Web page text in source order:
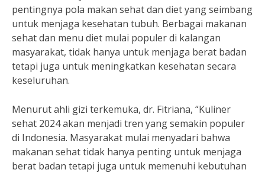
pentingnya pola makan sehat dan diet yang seimbang
untuk menjaga kesehatan tubuh. Berbagai makanan
sehat dan menu diet mulai populer di kalangan
masyarakat, tidak hanya untuk menjaga berat badan
tetapi juga untuk meningkatkan kesehatan secara
keseluruhan.
Menurut ahli gizi terkemuka, dr. Fitriana, “Kuliner
sehat 2024 akan menjadi tren yang semakin populer
di Indonesia. Masyarakat mulai menyadari bahwa
makanan sehat tidak hanya penting untuk menjaga
berat badan tetapi juga untuk memenuhi kebutuhan